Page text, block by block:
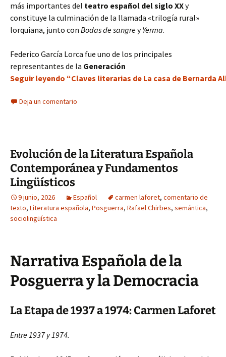
más importantes del teatro español del siglo XXy
constituye la culminación de la llamada «trilogía rural»
lorquiana, junto con Bodas de sangreyYerma.
Federico García Lorca fue uno de los principales
representantes de la Generación
Seguir leyendo “Claves literarias de La casa de Bernarda
Deja un comentario
Evolución de la Literatura Española
Contemporánea y Fundamentos
Lingüísticos
9 junio, 2026 Español carmen laforet, comentario de
texto, Literatura española, Posguerra, Rafael Chirbes, semántica,
sociolingüística
Narrativa Española de la
Posguerra y la Democracia
La Etapa de 1937 a 1974: Carmen Laforet
Entre 1937 y 1974.